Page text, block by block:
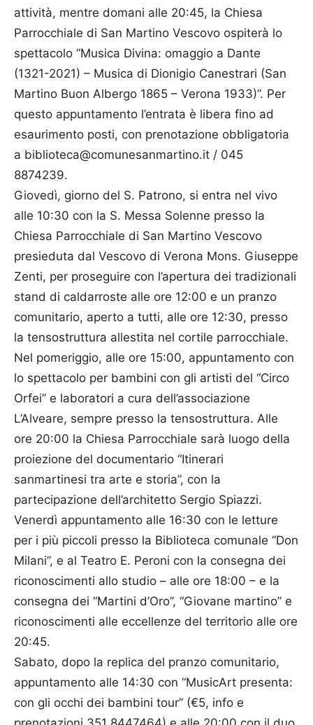
attività, mentre domani alle 20:45, la Chiesa
Parrocchiale di San Martino Vescovo ospiterà lo
spettacolo “Musica Divina: omaggio a Dante
(1321-2021) – Musica di Dionigio Canestrari (San
Martino Buon Albergo 1865 – Verona 1933)”. Per
questo appuntamento l’entrata è libera fino ad
esaurimento posti, con prenotazione obbligatoria
a biblioteca@comunesanmartino.it / 045
8874239.
Giovedì, giorno del S. Patrono, si entra nel vivo
alle 10:30 con la S. Messa Solenne presso la
Chiesa Parrocchiale di San Martino Vescovo
presieduta dal Vescovo di Verona Mons. Giuseppe
Zenti, per proseguire con l’apertura dei tradizionali
stand di caldarroste alle ore 12:00 e un pranzo
comunitario, aperto a tutti, alle ore 12:30, presso
la tensostruttura allestita nel cortile parrocchiale.
Nel pomeriggio, alle ore 15:00, appuntamento con
lo spettacolo per bambini con gli artisti del “Circo
Orfei” e laboratori a cura dell’associazione
L’Alveare, sempre presso la tensostruttura. Alle
ore 20:00 la Chiesa Parrocchiale sarà luogo della
proiezione del documentario “Itinerari
sanmartinesi tra arte e storia”, con la
partecipazione dell’architetto Sergio Spiazzi.
Venerdì appuntamento alle 16:30 con le letture
per i più piccoli presso la Biblioteca comunale “Don
Milani”, e al Teatro E. Peroni con la consegna dei
riconoscimenti allo studio – alle ore 18:00 – e la
consegna dei “Martini d’Oro”, “Giovane martino” e
riconoscimenti alle eccellenze del territorio alle ore
20:45.
Sabato, dopo la replica del pranzo comunitario,
appuntamento alle 14:30 con “MusicArt presenta:
con gli occhi dei bambini tour” (€5, info e